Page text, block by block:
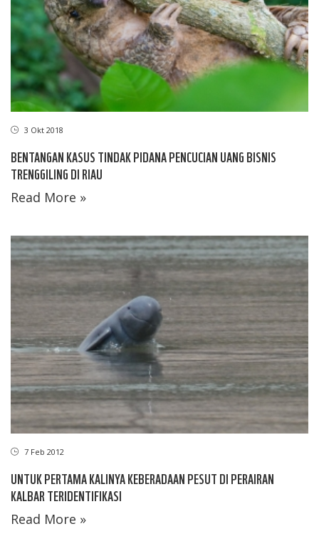
3 Okt 2018
BENTANGAN KASUS TINDAK PIDANA PENCUCIAN UANG BISNIS
TRENGGILING DI RIAU
Read More »
7 Feb 2012
UNTUK PERTAMA KALINYA KEBERADAAN PESUT DI PERAIRAN
KALBAR TERIDENTIFIKASI
Read More »